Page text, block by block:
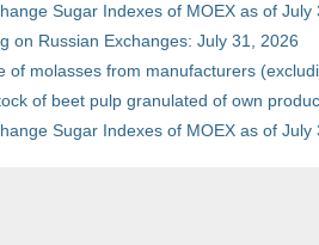
Sugar Indexes of MOEX as of July
on Russian Exchanges: July 31, 2026
of molasses from manufacturers
of beet pulp granulated of own
Sugar Indexes of MOEX as of July